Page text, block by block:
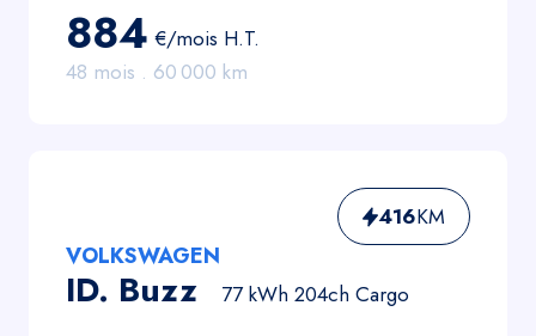
884 €/mois H.T.
48 mois . 60 000 km
416KM
VOLKSWAGEN
ID. Buzz 77 kWh 204ch Cargo